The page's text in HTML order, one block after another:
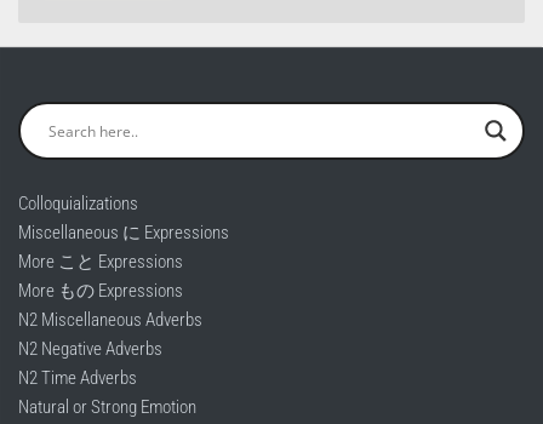
Colloquializations
Miscellaneous に Expressions
More こと Expressions
More もの Expressions
N2 Miscellaneous Adverbs
N2 Negative Adverbs
N2 Time Adverbs
Natural or Strong Emotion